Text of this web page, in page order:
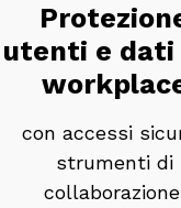
utenti e dati
con accessi
strumenti di